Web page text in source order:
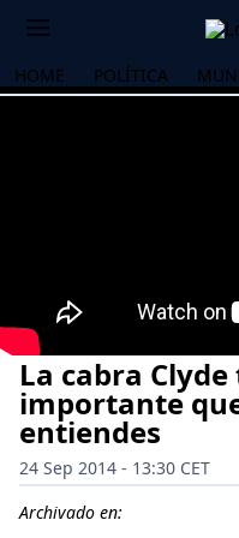
HOME POLÍTICA
La cabra
importante
entiendes
24 Sep 2014 - 13:30 CET
Archivado en: